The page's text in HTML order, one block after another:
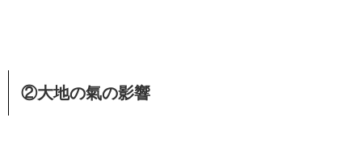
②大地の氣の影響